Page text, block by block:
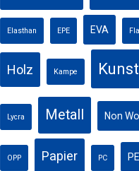
Elasthan EPE EVA
Holz Kampe
Lycra Metall Non
OPP Papier PC